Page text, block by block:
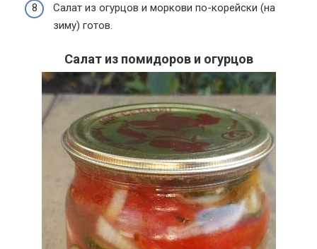
Салат из огурцов и моркови по-корейски (на
зиму) готов.
Салат из помидоров и огурцов